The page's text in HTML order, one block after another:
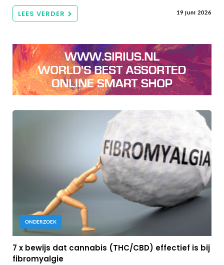
LEES VERDER 19 juni 2026
ONDERZOEK
7 x bewijs dat cannabis (THC/CBD) effectief is bij
fibromyalgie